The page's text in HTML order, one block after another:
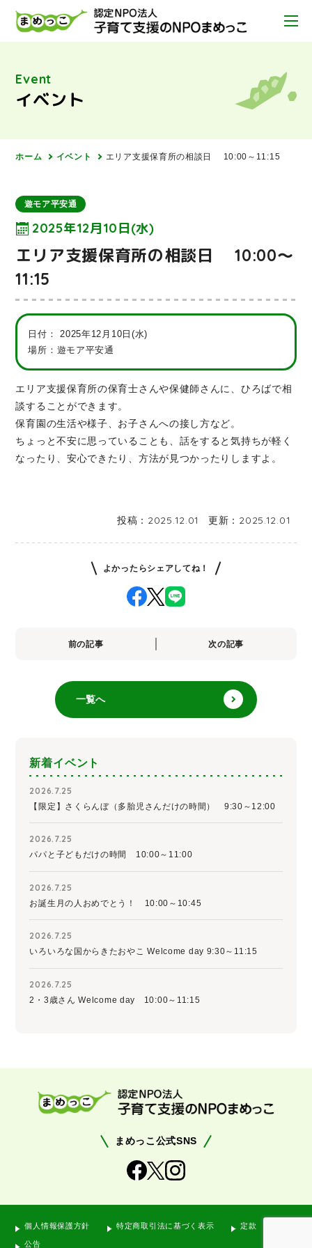
Event
イベント
ホーム イベント エリア支援保育所の相談日 10:00～11:15
遊モア平安通
2025年12月10日(水)
エリア支援保育所の相談日 10:00～
11:15
日付：2025年12月10日(水)
場所：遊モア平安通
エリア支援保育所の保育士さんや保健師さんに、ひろばで相
談することができます。
保育園の生活や様子、お子さんへの接し方など。
ちょっと不安に思っていることも、話をすると気持ちが軽く
なったり、安心できたり、方法が見つかったりしますよ。
投稿： 2025.12.01 更新： 2025.12.01
よかったらシェアしてね！
前の記事 次の記事
一覧へ
新着イベント
2026.7.25
【限定】さくらんぼ（多胎児さんだけの時間） 9:30～12:00
2026.7.25
パパと子どもだけの時間 10:00～11:00
2026.7.25
お誕生月の人おめでとう！ 10:00～10:45
2026.7.25
いろいろな国からきたおやこ Welcome day 9:30～11:15
2026.7.25
2・3歳さん Welcome day 10:00～11:15
まめっこ公式SNS
個人情報保護方針 特定商取引法に基づく表示 定款
公告